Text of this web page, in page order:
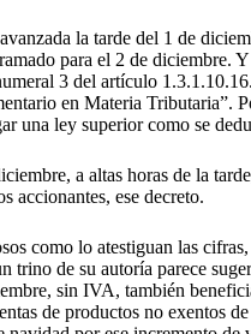
la tarde del 1 de
para el 2 de diciembre.
3 del artículo
en Materia Tributaria”.
una ley superior como se
a altas horas de la
accionantes, ese decreto.
como lo atestiguan las
trino de su autoría parece
sin IVA, también
de productos no exentos